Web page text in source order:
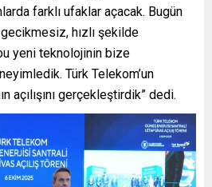
farklı ufaklar açacak. Bugün
hızlı şekilde
yeni teknolojinin bize
Türk Telekom’un
açılışını gerçekleştirdik” dedi.